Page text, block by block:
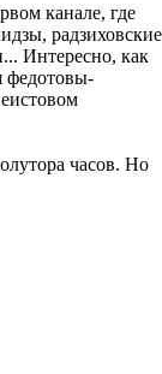
канале, где
радзиховские
Интересно, как
федотовы-
часов. Но